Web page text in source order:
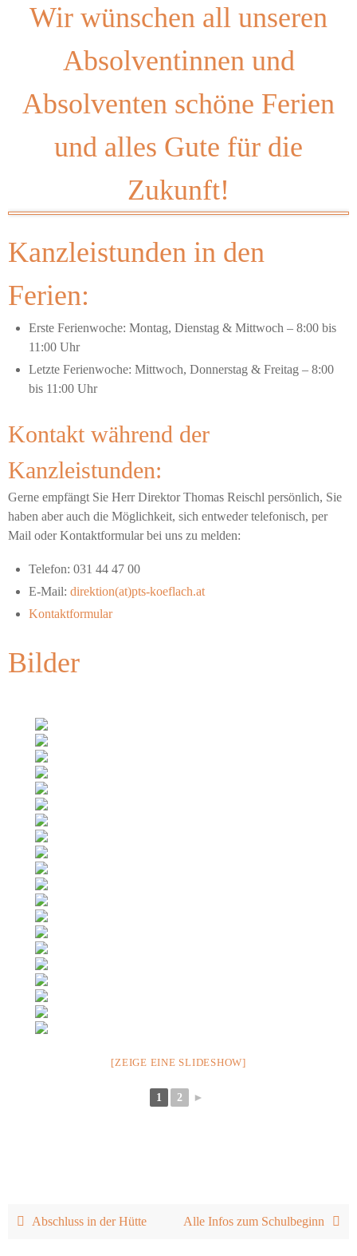
Wir wünschen all unseren
Absolventinnen und
Absolventen schöne Ferien
und alles Gute für die
Zukunft!
Kanzleistunden in den
Ferien:
Erste Ferienwoche: Montag, Dienstag & Mittwoch – 8:00 bis
11:00 Uhr
Letzte Ferienwoche: Mittwoch, Donnerstag & Freitag – 8:00
bis 11:00 Uhr
Kontakt während der
Kanzleistunden:
Gerne empfängt Sie Herr Direktor Thomas Reischl persönlich, Sie
haben aber auch die Möglichkeit, sich entweder telefonisch, per
Mail oder Kontaktformular bei uns zu melden:
Telefon: 031 44 47 00
E-Mail: direktion(at)pts-koeflach.at
Kontaktformular
Bilder
[ZEIGE EINE SLIDESHOW]
1 2 ►
Abschluss in der Hütte Alle Infos zum Schulbeginn